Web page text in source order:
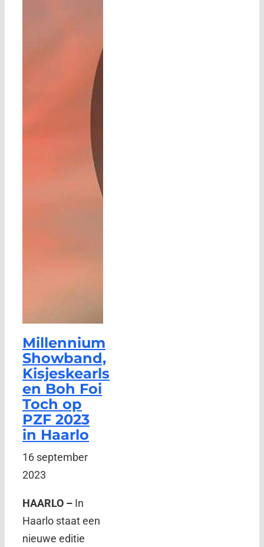
Millennium
Showband,
Kisjeskearls
en Boh Foi
Toch op
PZF 2023
in Haarlo
16 september
2023
HAARLO – In
Haarlo staat een
nieuwe editie